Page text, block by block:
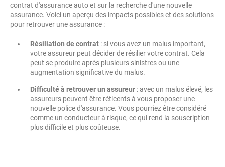
contrat d'assurance auto et sur la recherche d'une nouvelle
assurance. Voici un aperçu des impacts possibles et des solutions
pour retrouver une assurance :
Résiliation de contrat : si vous avez un malus important,
votre assureur peut décider de résilier votre contrat. Cela
peut se produire après plusieurs sinistres ou une
augmentation significative du malus.
Difficulté à retrouver un assureur : avec un malus élevé, les
assureurs peuvent être réticents à vous proposer une
nouvelle police d'assurance. Vous pourriez être considéré
comme un conducteur à risque, ce qui rend la souscription
plus difficile et plus coûteuse.